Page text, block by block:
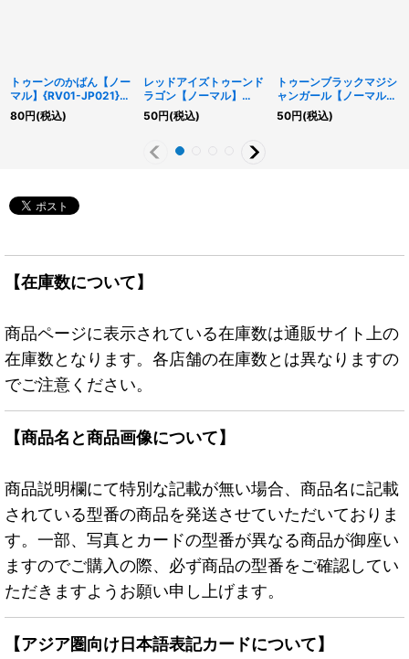
トゥーンのかばん【ノー
マル】{RV01-JP021}
《罠》
80円(税込)
レッドアイズトゥーンド
ラゴン【ノーマル】
{RV01-JP011}《モンス
ター》
50円(税込)
トゥーンブラックマジシ
ャンガール【ノーマル】
{RV01-JP013}《モンス
ター》
50円(税込)
【在庫数について】
商品ページに表示されている在庫数は通販サイト上の
在庫数となります。各店舗の在庫数とは異なりますの
でご注意ください。
【商品名と商品画像について】
商品説明欄にて特別な記載が無い場合、商品名に記載
されている型番の商品を発送させていただいておりま
す。一部、写真とカードの型番が異なる商品が御座い
ますのでご購入の際、必ず商品の型番をご確認してい
ただきますようお願い申し上げます。
【アジア圏向け日本語表記カードについて】